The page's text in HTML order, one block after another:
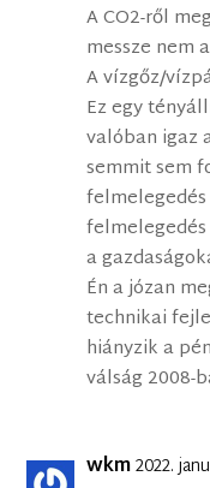
A CO2-ről
messze nem
A vízgőz/
Ez egy
valóban igaz
semmit sem
a
Én a józan
technikai
hiányzik a
válság 2008-
wkm2022.